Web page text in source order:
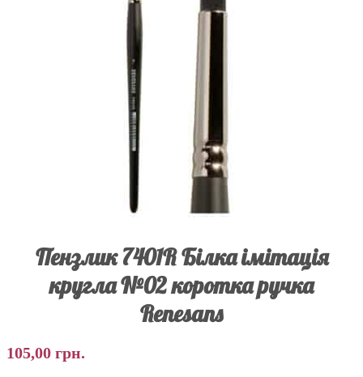
Пензлик 7401R Білка імітація
кругла №02 коротка ручка
Renesans
105,00 грн.